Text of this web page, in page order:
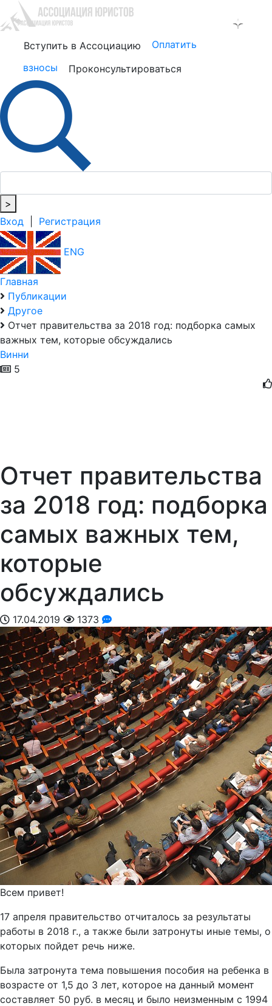
Вступить в Ассоциацию
Оплатить
взносы
Проконсультироваться
>
Вход
Регистрация
ENG
Главная
Публикации
Другое
Отчет правительства за 2018 год: подборка самых
важных тем, которые обсуждались
Винни
5
Отчет правительства
за 2018 год: подборка
самых важных тем,
которые
обсуждались
17.04.2019 1373
Всем привет!
17 апреля правительство отчиталось за результаты
работы в 2018 г., а также были затронуты иные темы, о
которых пойдет речь ниже.
Была затронута тема повышения пособия на ребенка в
возрасте от 1,5 до 3 лет, которое на данный момент
составляет 50 руб. в месяц и было неизменным с 1994